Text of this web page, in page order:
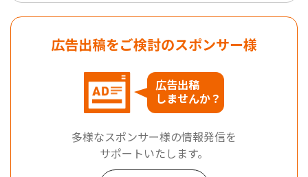
広告出稿をご検討のスポンサー様
広告出稿
しませんか？
多様なスポンサー様の情報発信を
サポートいたします。